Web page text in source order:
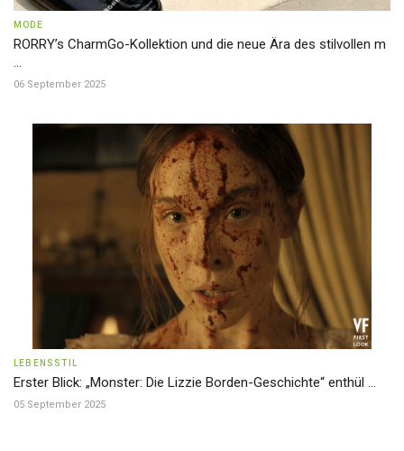
MODE
RORRY’s CharmGo-Kollektion und die neue Ära des stilvollen m
...
06 September 2025
LEBENSSTIL
Erster Blick: „Monster: Die Lizzie Borden-Geschichte“ enthül ...
05 September 2025